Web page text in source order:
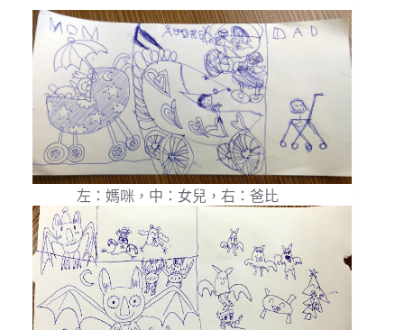
左：媽咪，中：女兒，右：爸比